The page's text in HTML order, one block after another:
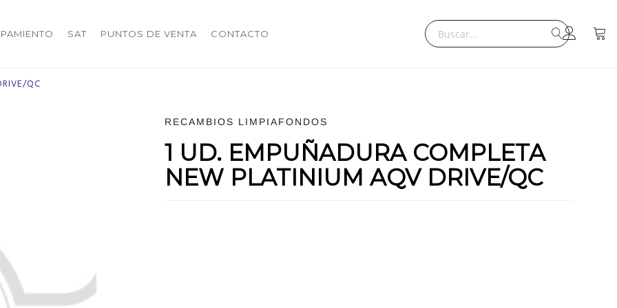
SAT PUNTOS DE VENTA CONTACTO Search
Search Mi
QC
RECAMBIOS LIMPIAFONDOS
1 UD. EMPUÑADURA COMPLETA
NEW PLATINIUM AQV DRIVE/QC